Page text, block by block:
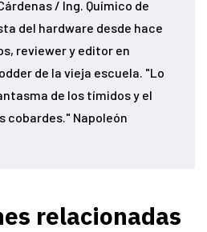
/ Ing. Químico de
del hardware desde hace
reviewer y editor en
de la vieja escuela. "Lo
de los tímidos y el
cobardes." Napoleón
relacionadas